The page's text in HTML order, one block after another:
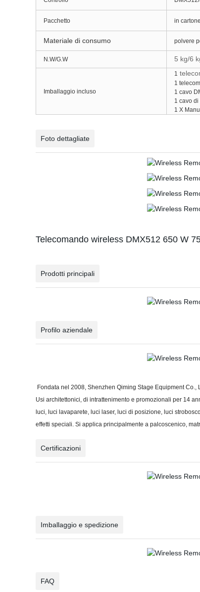
Pacchetto in
Materiale di consumo polvere
N.W/G.W 5 kg/6
Imballaggio incluso
1
1
1 cavo
1 cavo
1 X
Foto dettagliate
Telecomando wireless DMX512 650 W
Prodotti principali
Profilo aziendale
Fondata nel 2008, Shenzhen Qiming Stage Equipment
Usi architettonici, di intrattenimento e promozionali per 14
luci, luci lavaparete, luci laser, luci di posizione, luci
effetti speciali. Si applica principalmente a palcoscenico,
Certificazioni
Imballaggio e spedizione
FAQ